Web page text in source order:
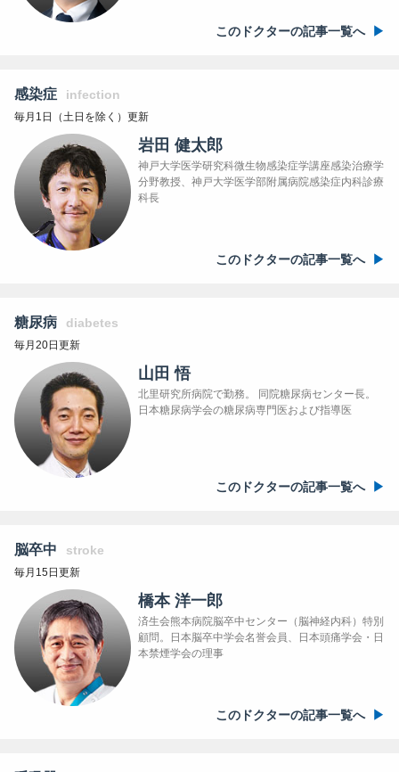
このドクターの記事一覧へ
感染症 infection
毎月1日（土日を除く）更新
岩田 健太郎
神戸大学医学研究科微生物感染症学講座感染治療学
分野教授、神戸大学医学部附属病院感染症内科診療
科長
このドクターの記事一覧へ
糖尿病 diabetes
毎月20日更新
山田 悟
北里研究所病院で勤務。 同院糖尿病センター長。
日本糖尿病学会の糖尿病専門医および指導医
このドクターの記事一覧へ
脳卒中 stroke
毎月15日更新
橋本 洋一郎
済生会熊本病院脳卒中センター（脳神経内科）特別
顧問。日本脳卒中学会名誉会員、日本頭痛学会・日
本禁煙学会の理事
このドクターの記事一覧へ